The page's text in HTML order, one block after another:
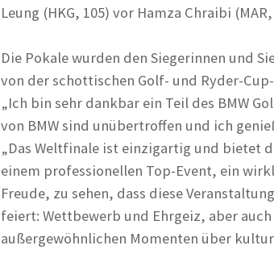
Leung (HKG, 105) vor Hamza Chraibi
Die Pokale wurden den Siegerinnen und
von der schottischen Golf- und Ryder-
„Ich bin sehr dankbar ein Teil des BMW
von BMW sind unübertroffen und ich
„Das Weltfinale ist einzigartig und bietet
einem professionellen Top-Event, ein
Freude, zu sehen, dass diese
feiert: Wettbewerb und Ehrgeiz, aber
außergewöhnlichen Momenten über